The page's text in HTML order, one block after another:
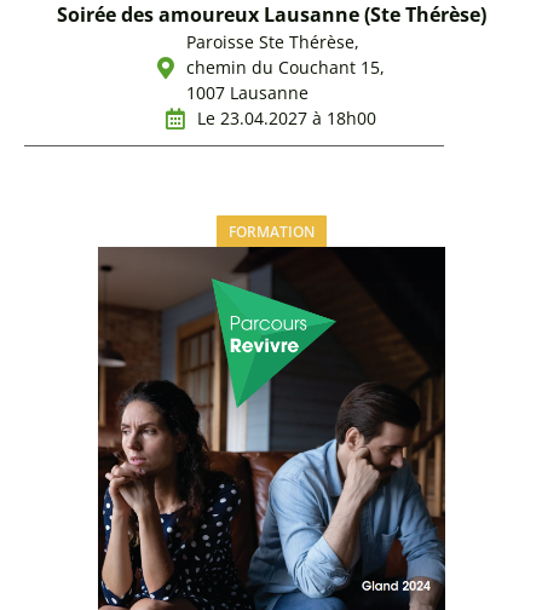
Soirée des amoureux Lausanne (Ste Thérèse)
Paroisse Ste Thérèse,
chemin du Couchant 15,
1007 Lausanne
Le 23.04.2027 à 18h00
FORMATION